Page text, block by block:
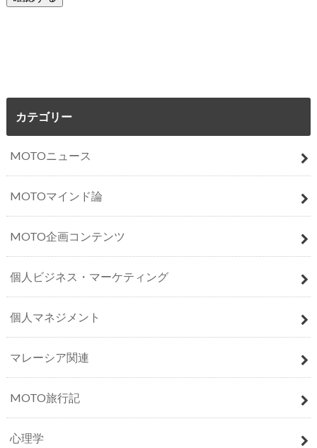
カテゴリー
MOTOニュース
MOTOマインド論
MOTO企画コンテンツ
個人ビジネス・マーケティング
個人マネジメント
マレーシア関連
MOTO旅行記
心理学